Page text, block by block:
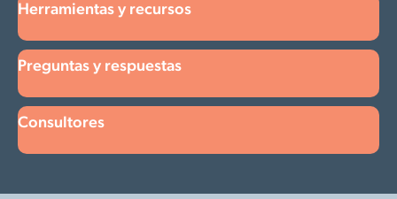
Herramientas y recursos
Preguntas y respuestas
Consultores